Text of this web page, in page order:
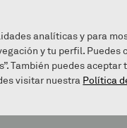
EZAGUTU GAITZAZU
analíticas y para
y tu perfil. Puedes
También puedes
visitar nuestra Política